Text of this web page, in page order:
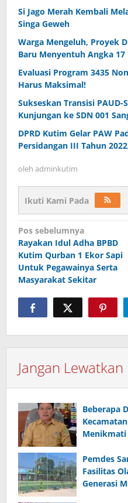
Si Jago Merah Kembali
Singa Geweh
Warga Mengeluh, Proyek
Baru Menyentuh Angka 17
Evaluasi Program 3435
Harus Maksimal!
Sukseskan Transisi
Kunjungan ke SDN 001
DPRD Kutim Gelar PAW
Persidangan III Tahun
oleh adminkutim
Ikuti Kami Pada
Navigasi
pos
Pos sebelumnya
Rayakan Idul Adha BPBD
Kutim Qurban 1 Ekor Sapi
Untuk Pegawainya Serta
Masyarakat Sekitar
Jangan Lewatkan
Beberapa
Pemdes
Fasilitas
Generasi